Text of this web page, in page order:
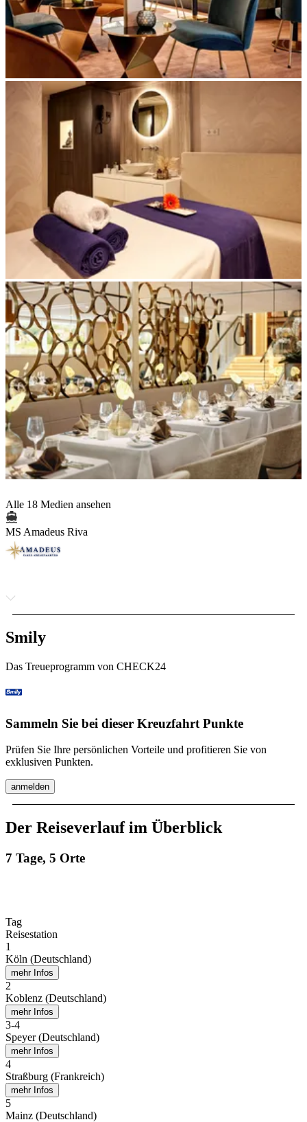
Alle 18 Medien ansehen
MS Amadeus Riva
Smily
Das Treueprogramm von CHECK24
Sammeln Sie bei dieser Kreuzfahrt Punkte
Prüfen Sie Ihre persönlichen Vorteile und profitieren Sie von
exklusiven Punkten.
anmelden
Der Reiseverlauf im Überblick
7 Tage, 5 Orte
Tag
Reisestation
1
Köln (Deutschland)
mehr Infos
2
Koblenz (Deutschland)
mehr Infos
3-4
Speyer (Deutschland)
mehr Infos
4
Straßburg (Frankreich)
mehr Infos
5
Mainz (Deutschland)